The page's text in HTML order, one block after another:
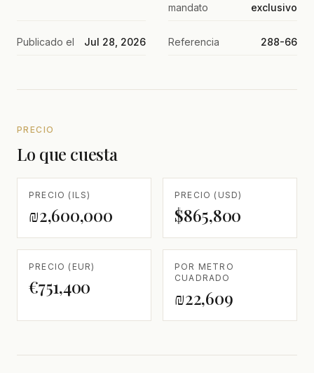
mandato
exclusivo
Publicado el Jul 28, 2026 Referencia 288-66
PRECIO
Lo que cuesta
PRECIO (ILS)
₪2,600,000
PRECIO (USD)
$865,800
PRECIO (EUR)
€751,400
POR METRO
CUADRADO
₪22,609